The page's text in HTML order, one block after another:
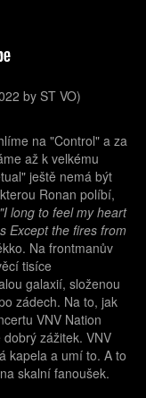
by ST VO)
na "Control" a za
až k velkému
ještě nemá být
Ronan políbí,
"I long to feel my heart
Except the fires from
Na frontmanův
tisíce
galaxií, složenou
zádech. Na to, jak
VNV Nation
zážitek. VNV
kapela a umí to. A to
skalní fanoušek.